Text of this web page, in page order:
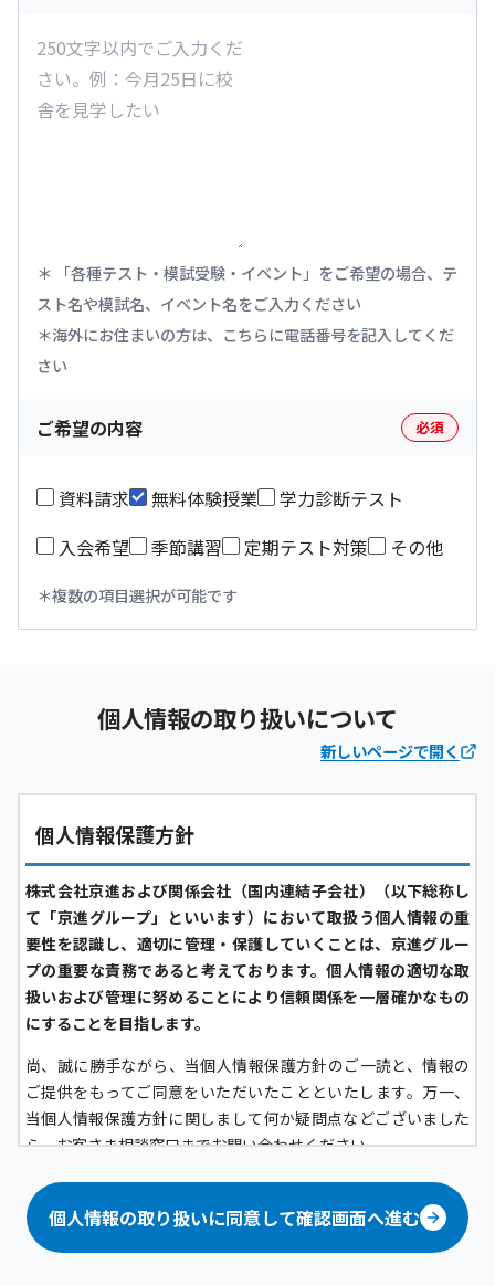
「各種テスト・模試受験・イベント」をご希望の場合、テ
スト名や模試名、イベント名をご入力ください
海外にお住まいの方は、こちらに電話番号を記入してくだ
さい
ご希望の内容 必須
資料請求 無料体験授業
学力診断テスト
入会希望
季節講習 定期テスト対策 その他
複数の項目選択が可能です
個人情報の取り扱いについて
新しいページで開く
個人情報保護方針
株式会社京進および関係会社（国内連結子会社）（以下総称し
て「京進グループ」といいます）において取扱う個人情報の重
要性を認識し、適切に管理・保護していくことは、京進グルー
プの重要な責務であると考えております。個人情報の適切な取
扱いおよび管理に努めることにより信頼関係を一層確かなもの
にすることを目指します。
尚、誠に勝手ながら、当個人情報保護方針のご一読と、情報の
ご提供をもってご同意をいただいたことといたします。万一、
当個人情報保護方針に関しまして何か疑問点などございました
ら、お客さま相談窓口までお問い合わせください。
京進グループにおける個人情報の定義について
京進グループにおいては、生存する「顧客（グループ各社が提
個人情報の取り扱いに同意して確認画面へ進む